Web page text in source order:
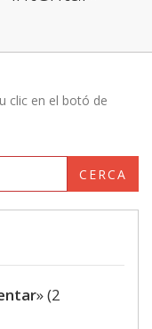
clic en el botó de
CERCA
» (2